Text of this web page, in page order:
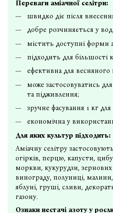
Переваги аміачної селітри:
швидко діє після
добре розчиняється у
містить доступні форми
підходить для більшості
ефективна для
може застосовуватись
та підживлення;
зручне фасування 1 кг для
економічна у
Для яких культур підходить:
Аміачну селітру
огірків, перцю, капусти,
моркви, кукурудзи,
винограду, полуниці,
яблуні, груші, сливи,
газону.
Ознаки нестачі азоту у